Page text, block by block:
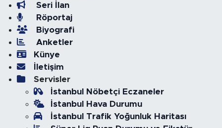
Seri İlan
Röportaj
Biyografi
Anketler
Künye
İletişim
Servisler
İstanbul Nöbetçi Eczaneler
İstanbul Hava Durumu
İstanbul Trafik Yoğunluk Haritası